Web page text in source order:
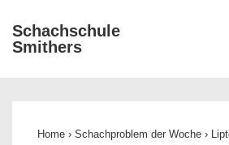
Zum
Inhalt
Schachschule
Smithers
Home › Schachproblem der Woche ›